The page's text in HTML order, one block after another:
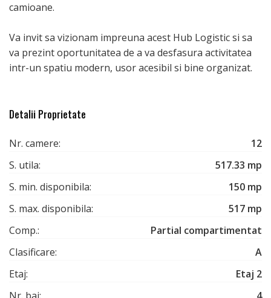
camioane.
Va invit sa vizionam impreuna acest Hub Logistic si sa
va prezint oportunitatea de a va desfasura activitatea
intr-un spatiu modern, usor acesibil si bine organizat.
Detalii Proprietate
Nr. camere:
12
S. utila:
517.33 mp
S. min. disponibila:
150 mp
S. max. disponibila:
517 mp
Comp.:
Partial compartimentat
Clasificare:
A
Etaj:
Etaj 2